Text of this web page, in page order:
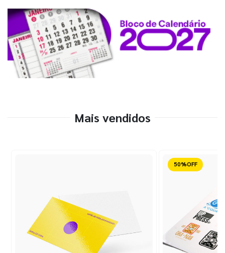
Mais vendidos
Reduzido